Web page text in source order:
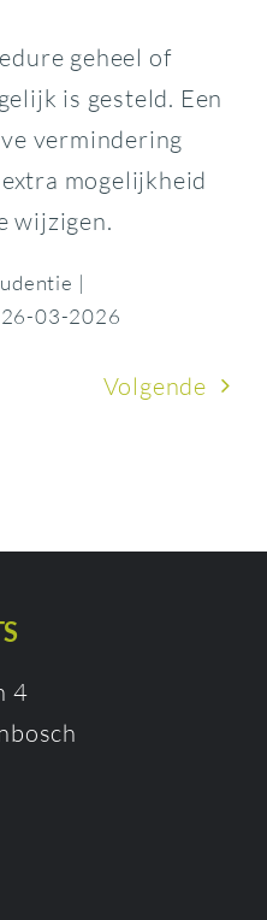
geheel of
is gesteld. Een
vermindering
mogelijkheid
wijzigen.
|
03-2026
Volgende
4